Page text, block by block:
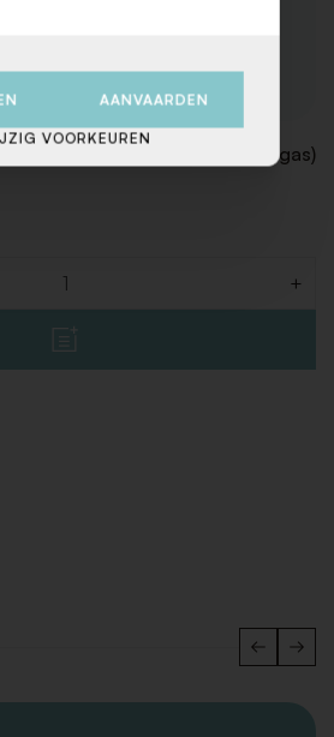
Zwart H 115 cm 6 kW (excl. gas)
+
AANVAARDEN
VOORKEUREN